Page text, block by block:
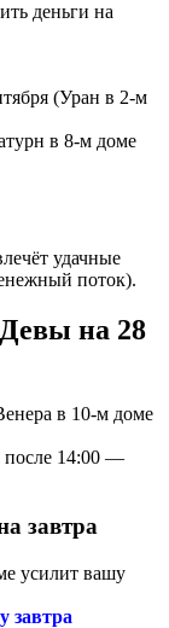
деньги на
(Уран в 2-м
в 8-м доме
удачные
поток).
на 28
в 10-м доме
после 14:00 —
завтра
усилит вашу
завтра